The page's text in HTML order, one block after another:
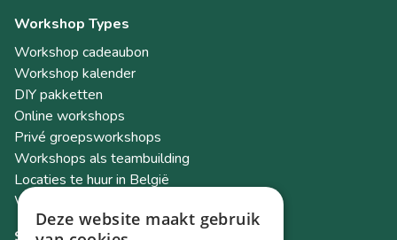
Workshop Types
Workshop cadeaubon
Workshop kalender
DIY pakketten
Online workshops
Privé groepsworkshops
Workshops als teambuilding
Locaties te huur in België
Workshop Academy
Deze website maakt gebruik